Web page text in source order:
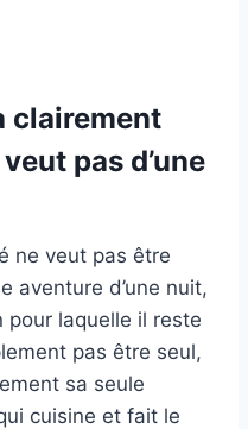
clairement
pas d’une
ne veut pas être
aventure d’une nuit,
pour laquelle il reste
pas être seul,
sa seule
cuisine et fait le